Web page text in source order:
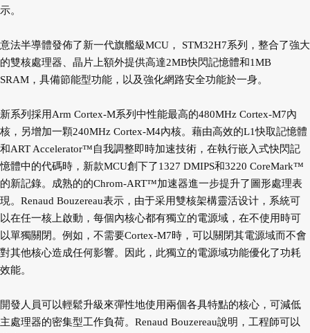
示。
意法半導體發佈了新一代旗艦級MCU， STM32H7系列，整合了強大
的雙核處理器、晶片上額外提供高達2MB快閃記憶體和1MB
SRAM，具備節能型功能，以及強化網路安全功能於一身。
新系列採用Arm Cortex-M系列中性能最高的480MHz Cortex-M7內
核，另增加一顆240MHz Cortex-M4內核。藉由高效的L1快取記憶體
和ART Accelerator™自我調整即時加速技術，在執行嵌入式快閃記
憶體中的代碼時，新款MCU創下了1327 DMIPS和3220 CoreMark™
的新記錄。成熟的的Chrom-ART™加速器進一步提升了圖形處理表
現。Renaud Bouzereau表示，由于采用雙核架構靈活设计，系統可
以在任一核上啟動，每個內核心都有獨立的電源域，在不使用時可
以單獨關閉。例如，不需要Cortex-M7時，可以關閉其電源域而不會
對其他核心造成任何影響。因此，此獨立的電源域功能優化了功耗
效能。
開發人員可以輕鬆升級來彈性地使用兩個各具特點的核心，可減低
主處理器的密集型工作負荷。Renaud Bouzereau說明，工程師可以